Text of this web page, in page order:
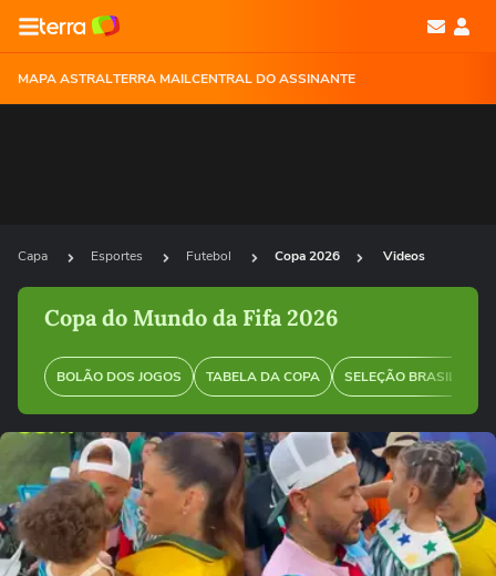
MAPA ASTRALTERRA MAILCENTRAL DO ASSINANTE
Capa Esportes Futebol Copa 2026 Videos
Copa do Mundo da Fifa 2026
BOLÃO DOS JOGOS TABELA DA COPA SELEÇÃO BRASILEIRA
Ops!
Não foi possível reproduzir o vídeo
Tentar novamente